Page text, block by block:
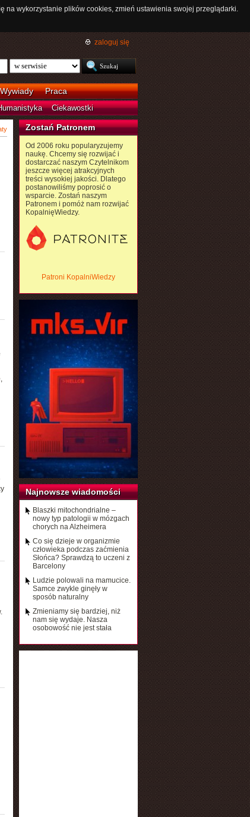
na wykorzystanie plików cookies, zmień ustawienia swojej przeglądarki.
zaloguj się
Wywiady Praca
Ciekawostki
Zostań Patronem
Od 2006 roku popularyzujemy
naukę. Chcemy się rozwijać i
dostarczać naszym Czytelnikom
jeszcze więcej atrakcyjnych
treści wysokiej jakości. Dlatego
postanowiliśmy poprosić o
wsparcie. Zostań naszym
Patronem i pomóż nam rozwijać
KopalnięWiedzy.
Patroni KopalniWiedzy
Najnowsze wiadomości
Blaszki mitochondrialne –
nowy typ patologii w mózgach
chorych na Alzheimera
Co się dzieje w organizmie
człowieka podczas zaćmienia
Słońca? Sprawdzą to uczeni z
Barcelony
Ludzie polowali na mamucice.
Samce zwykle ginęły w
sposób naturalny
Zmieniamy się bardziej, niż
nam się wydaje. Nasza
osobowość nie jest stała